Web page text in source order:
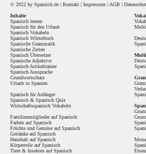
© 2022 by Spanisch .de | Kontakt | Impressum | AGB |
Inhalte
Spanisch lernen
Spanisch für den Urlaub
Spanisch Vokabeln
Spanisch Wörterbuch
Spanische Grammatik
Spanische Zeiten
Spanisch Übersetzer
Spanische Adjektive
Spanisch Artikeltrainer
Spanisch Aussprache
Grundwortschatz
Urlaub in Spanien
Spanisch für Anfänger
Spanisch & Spanisch Quiz
Wirtschaftsspanisch Vokabeln
Familienmitglieder auf Spanisch
Farben auf Spanisch
Früchte und Gemüse auf Spanisch
Getränke auf Spanisch
Haushalt auf Spanisch
Körperteile auf Spanisch
Tiere & Insekten auf Spanisch